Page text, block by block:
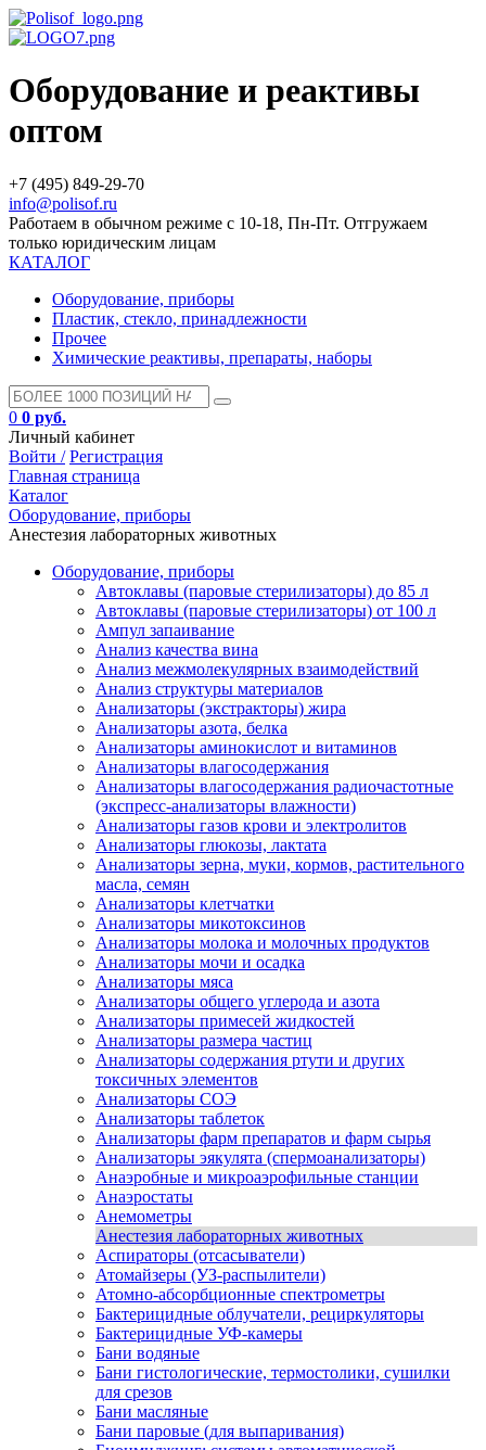
Оборудование и реактивы
оптом
+7 (495) 849-29-70
info@polisof.ru
Работаем в обычном режиме с 10-18, Пн-Пт. Отгружаем
только юридическим лицам
КАТАЛОГ
Оборудование, приборы
Пластик, стекло, принадлежности
Прочее
Химические реактивы, препараты, наборы
0 0 руб.
Личный кабинет
Войти / Регистрация
Главная страница
Каталог
Оборудование, приборы
Анестезия лабораторных животных
Оборудование, приборы
Автоклавы (паровые стерилизаторы) до 85 л
Автоклавы (паровые стерилизаторы) от 100 л
Ампул запаивание
Анализ качества вина
Анализ межмолекулярных взаимодействий
Анализ структуры материалов
Анализаторы (экстракторы) жира
Анализаторы азота, белка
Анализаторы аминокислот и витаминов
Анализаторы влагосодержания
Анализаторы влагосодержания радиочастотные
(экспресс-анализаторы влажности)
Анализаторы газов крови и электролитов
Анализаторы глюкозы, лактата
Анализаторы зерна, муки, кормов, растительного
масла, семян
Анализаторы клетчатки
Анализаторы микотоксинов
Анализаторы молока и молочных продуктов
Анализаторы мочи и осадка
Анализаторы мяса
Анализаторы общего углерода и азота
Анализаторы примесей жидкостей
Анализаторы размера частиц
Анализаторы содержания ртути и других
токсичных элементов
Анализаторы СОЭ
Анализаторы таблеток
Анализаторы фарм препаратов и фарм сырья
Анализаторы эякулята (спермоанализаторы)
Анаэробные и микроаэрофильные станции
Анаэростаты
Анемометры
Анестезия лабораторных животных
Аспираторы (отсасыватели)
Атомайзеры (УЗ-распылители)
Атомно-абсорбционные спектрометры
Бактерицидные облучатели, рециркуляторы
Бактерицидные УФ-камеры
Бани водяные
Бани гистологические, термостолики, сушилки
для срезов
Бани масляные
Бани паровые (для выпаривания)